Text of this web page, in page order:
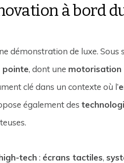
à bord
démonstration de luxe.
pointe, dont une motorisation
clé dans un contexte où l’
également des
tech : écrans tactiles,